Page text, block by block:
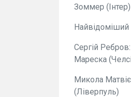
Зоммер (Інтер)
Найвідоміший
Сергій
Мареска
Микола
(Ліверпуль)